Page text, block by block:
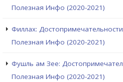
Полезная Инфо (2020-2021)
Филлах:
Полезная Инфо (2020-2021)
Фушль ам Зее:
Полезная Инфо (2020-2021)